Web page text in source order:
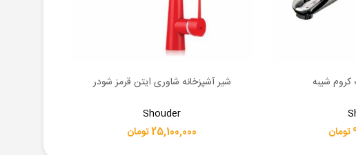
کروم شیبه
اطلاعات بیشتر
شیر آشپزخانه شاوری ایتن قرمز شودر
Shouder
25,100,000 تومان